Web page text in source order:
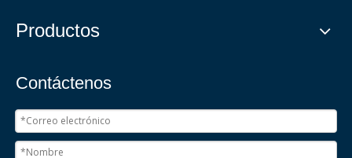
Productos
Contáctenos